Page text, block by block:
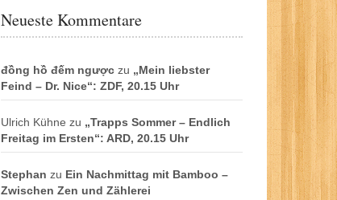
Neueste Kommentare
đồng hồ đếm ngược zu „Mein liebster
Feind – Dr. Nice“: ZDF, 20.15 Uhr
Ulrich Kühne zu „Trapps Sommer – Endlich
Freitag im Ersten“: ARD, 20.15 Uhr
Stephan zu Ein Nachmittag mit Bamboo –
Zwischen Zen und Zählerei